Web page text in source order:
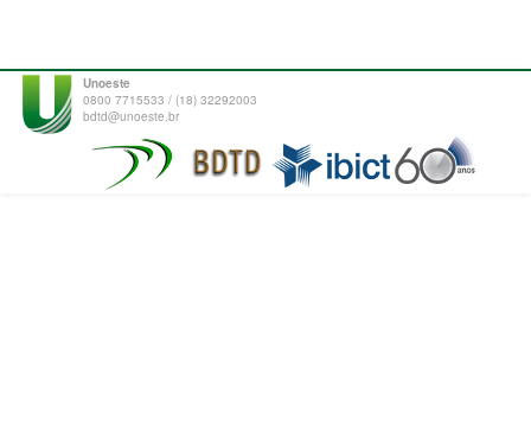
Unoeste
0800 7715533 / (18) 32292003
bdtd@unoeste.br